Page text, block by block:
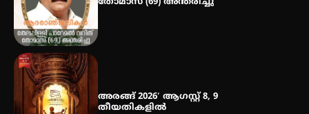
തോമാസ് (69) അന്തരിച്ചു
അരങ്ങ് 2026′ ആഗസ്റ്റ് 8, 9
തീയതികളിൽ